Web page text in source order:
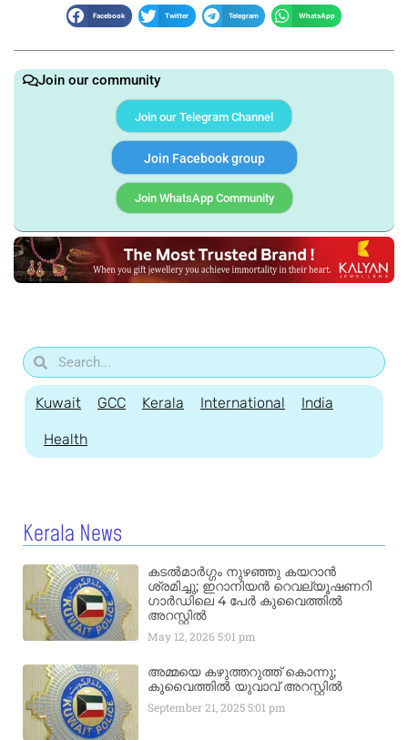
Facebook Twitter Telegram WhatsApp
Join our community
Join our Telegram Channel
Join Facebook group
Join WhatsApp Community
Kuwait GCC Kerala International India
Health
Kerala News
കടൽമാർഗ്ഗം നുഴഞ്ഞു കയറാൻ
ശ്രമിച്ചു; ഇറാനിയൻ റെവല്യൂഷണറി
ഗാർഡിലെ 4 പേർ കുവൈത്തിൽ
അറസ്റ്റിൽ
May 12, 20265:01 pm
അമ്മയെ കഴുത്തറുത്ത് കൊന്നു;
കുവൈത്തിൽ യുവാവ് അറസ്റ്റിൽ
September 21, 20255:01 pm